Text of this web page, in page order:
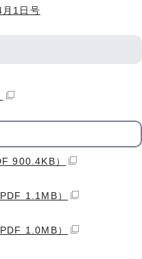
月1日号
900.4KB）
1.1MB）
1.0MB）